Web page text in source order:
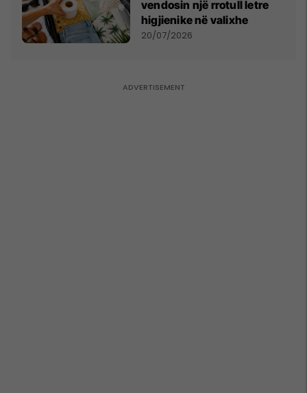
vendosin një rrotull letre
higjienike në valixhe
20/07/2026